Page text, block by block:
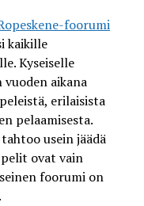
foorumi
kaikille
Kyseiselle
aikana
erilaisista
pelaamisesta.
usein jäädä
ovat vain
foorumi on